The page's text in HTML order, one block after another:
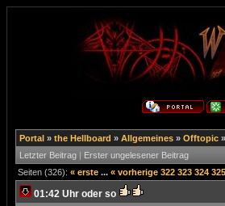
Portal » the Hellboard » Allgemeines » Offtopic »
Letzter Beitrag | Erster ungelesener Beitrag
Seiten (326): « erste ... « vorherige 322 323 324 325
01:42 Uhr oder so